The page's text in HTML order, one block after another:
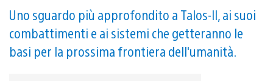
Uno sguardo più approfondito a Talos-II, ai suoi
combattimenti e ai sistemi che getteranno le
basi per la prossima frontiera dell'umanità.